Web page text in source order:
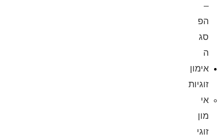
–
הפ
סג
ה
אימון
זוגיות
אי
מון
זוגי